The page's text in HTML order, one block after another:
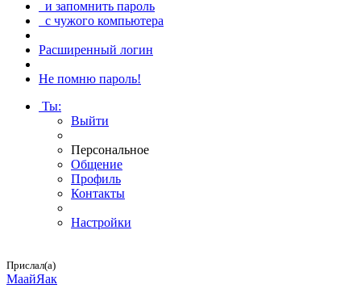
и запомнить пароль
с чужого компьютера
Расширенный логин
Не помню пароль!
Ты:
Выйти
Персональное
Общение
Профиль
Контакты
Настройки
Прислал(а)
МаайЯак